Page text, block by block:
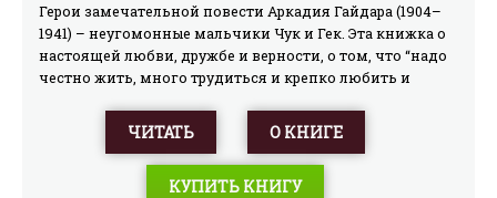
Герои замечательной повести Аркадия Гайдара (1904–
1941) – неугомонные мальчики Чук и Гек. Эта книжка о
настоящей любви, дружбе и верности, о том, что “надо
честно жить, много трудиться и крепко любить и
ЧИТАТЬ О КНИГЕ
КУПИТЬ КНИГУ